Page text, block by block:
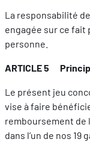
La responsabilité
engagée sur ce
personne.
ARTICLE 5
Le présent jeu
vise à faire
remboursement de
dans l’un de nos